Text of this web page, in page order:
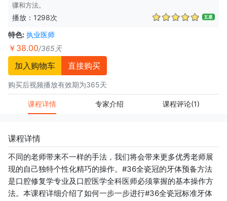
骤和方法。
播放：1298次 五星
特色: 执业医师
￥38.00/365天
加入购物车 直接购买
购买后视频播放有效期为365天
课程详情 专家介绍 课程评论(1)
课程详情
不同的老师带来不一样的手法，我们将会带来更多优秀老师展
现的自己独特个性化精巧的操作。#36全瓷冠的牙体预备方法
是口腔修复学专业及口腔医学全科医师必须掌握的基本操作方
法。本课程详细介绍了如何一步一步进行#36全瓷冠标准牙体